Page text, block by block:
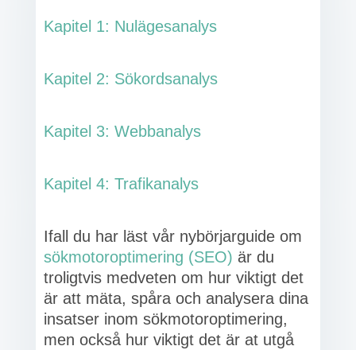
Kapitel 1: Nulägesanalys
Kapitel 2: Sökordsanalys
Kapitel 3: Webbanalys
Kapitel 4: Trafikanalys
Ifall du har läst vår nybörjarguide om
sökmotoroptimering (SEO) är du
troligtvis medveten om hur viktigt det
är att mäta, spåra och analysera dina
insatser inom sökmotoroptimering,
men också hur viktigt det är at utgå